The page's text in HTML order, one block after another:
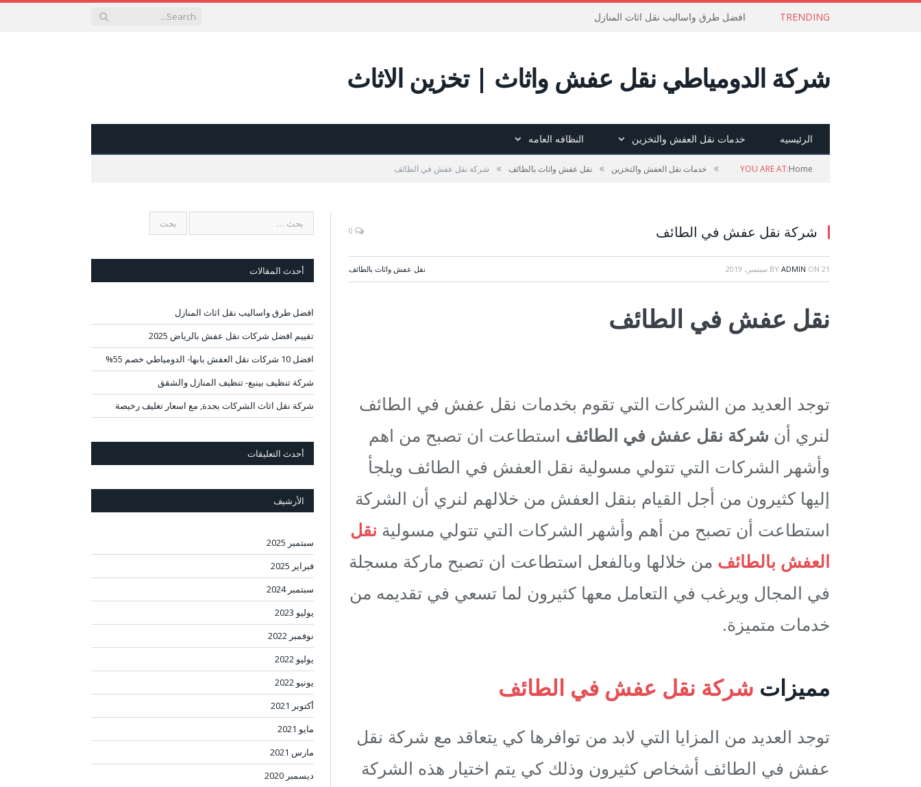
TRENDING افضل طرق واساليب نقل اثاث المنازل
شركة الدومياطي نقل عفش واثاث | تخزين الاثاث
الرئيسيه خدمات نقل العفش والتخزين النظافه العامه
YOU ARE AT:Home
» خدمات نقل العفش والتخزين » نقل عفش واثاث بالطائف » شركة نقل عفش في الطائف
شركة نقل عفش في الطائف
BY ADMIN ON 21 سبتمبر، 2019 نقل عفش واثاث بالطائف
نقل عفش في الطائف
توجد العديد من الشركات التي تقوم بخدمات نقل عفش في الطائف
لنري أن شركة نقل عفش في الطائف استطاعت ان تصبح من اهم
وأشهر الشركات التي تتولي مسولية نقل العفش في الطائف ويلجأ
إليها كثيرون من أجل القيام بنقل العفش من خلالهم لنري أن الشركة
استطاعت أن تصبح من أهم وأشهر الشركات التي تتولي مسولية نقل
العفش بالطائف من خلالها وبالفعل استطاعت ان تصبح ماركة مسجلة
في المجال ويرغب في التعامل معها كثيرون لما تسعي في تقديمه من
خدمات متميزة.
مميزات شركة نقل عفش في الطائف
توجد العديد من المزايا التي لابد من توافرها كي يتعاقد مع شركة نقل
عفش في الطائف أشخاص كثيرون وذلك كي يتم اختيار هذه الشركة
أحدث المقالات
افضل طرق واساليب نقل اثاث المنازل
تقييم افضل شركات نقل عفش بالرياض 2025
افضل 10 شركات نقل العفش بابها- الدومياطي خصم 55%
شركة تنظيف بينبع- تنظيف المنازل والشقق
شركة نقل اثاث الشركات بجدة, مع اسعار تغليف رخيصة
أحدث التعليقات
الأرشيف
سبتمبر 2025
فبراير 2025
سبتمبر 2024
يوليو 2023
نوفمبر 2022
يوليو 2022
يونيو 2022
أكتوبر 2021
مايو 2021
مارس 2021
ديسمبر 2020